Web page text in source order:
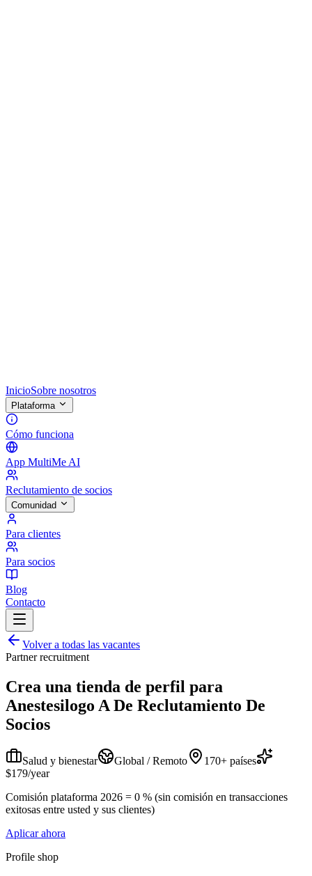
InicioSobre nosotros
Plataforma
Cómo funciona
App MultiMe AI
Reclutamiento de socios
Comunidad
Para clientes
Para socios
Blog
Contacto
Volver a todas las vacantes
Partner recruitment
Crea una tienda de perfil para
Anestesilogo A De Reclutamiento De
Socios
Salud y bienestar Global / Remoto
170+ países
$179/year
Comisión plataforma 2026 = 0 % (sin comisión en transacciones
exitosas entre usted y sus clientes)
Aplicar ahora
Profile shop